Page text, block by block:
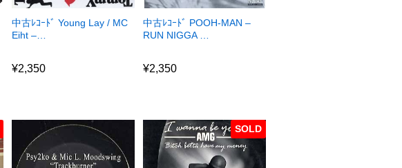
中古ﾚｺｰﾄﾞ Young Lay / MC
Eiht –…
¥2,350
中古ﾚｺｰﾄﾞ POOH-MAN –
RUN NIGGA …
¥2,350
SOLD